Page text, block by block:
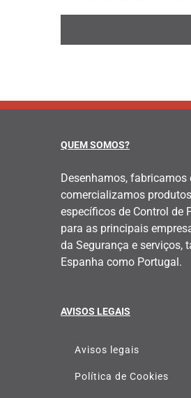
QUEM SOMOS?
Desenhamos, fabricamos
comercializamos
específicos de Control de
para as principais
da Segurança e serviços,
Espanha como Portugal.
AVISOS LEGAIS
Avisos legais
Política de Cookies